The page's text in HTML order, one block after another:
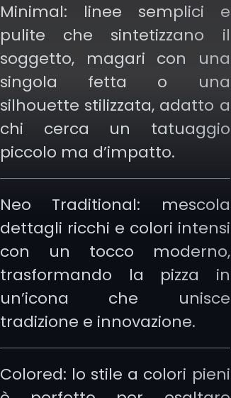
Minimal: linee semplici e
pulite che sintetizzano il
soggetto, magari con una
singola fetta o una
silhouette stilizzata, adatto a
chi cerca un tatuaggio
piccolo ma d’impatto.
Neo Traditional: mescola
dettagli ricchi e colori intensi
con un tocco moderno,
trasformando la pizza in
un’icona che unisce
tradizione e innovazione.
Colored: lo stile a colori pieni